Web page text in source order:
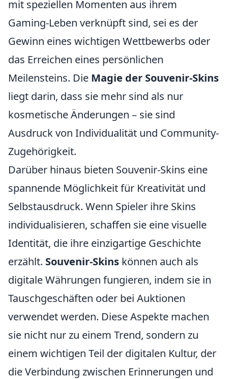
mit speziellen Momenten aus ihrem
Gaming-Leben verknüpft sind, sei es der
Gewinn eines wichtigen Wettbewerbs oder
das Erreichen eines persönlichen
Meilensteins. Die Magie der Souvenir-Skins
liegt darin, dass sie mehr sind als nur
kosmetische Änderungen – sie sind
Ausdruck von Individualität und Community-
Zugehörigkeit.
Darüber hinaus bieten Souvenir-Skins eine
spannende Möglichkeit für Kreativität und
Selbstausdruck. Wenn Spieler ihre Skins
individualisieren, schaffen sie eine visuelle
Identität, die ihre einzigartige Geschichte
erzählt. Souvenir-Skins können auch als
digitale Währungen fungieren, indem sie in
Tauschgeschäften oder bei Auktionen
verwendet werden. Diese Aspekte machen
sie nicht nur zu einem Trend, sondern zu
einem wichtigen Teil der digitalen Kultur, der
die Verbindung zwischen Erinnerungen und